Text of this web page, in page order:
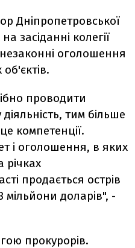
Дніпропетровської
засіданні колегії
оголошення
проводити
тим більше
компетенції.
і оголошення, в яких
продається острів
мільйони доларів", -
прокурорів.